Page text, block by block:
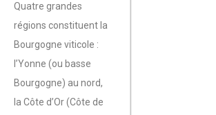
Quatre grandes
régions constituent la
Bourgogne viticole :
l’Yonne (ou basse
Bourgogne) au nord,
la Côte d’Or (Côte de